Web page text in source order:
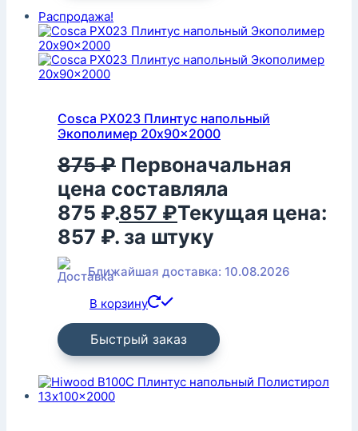
Распродажа!
Cosca PX023 Плинтус напольный
Экополимер 20x90x2000
875₽ Первоначальная
цена составляла
875 ₽.857 ₽Текущая цена:
857 ₽. за штуку
Ближайшая доставка: 10.08.2026
В корзину
Быстрый заказ